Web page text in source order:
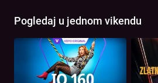
Pogledaj u jednom vikendu